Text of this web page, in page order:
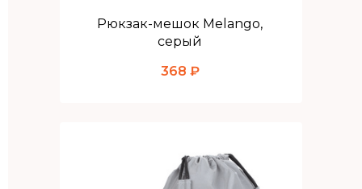
Рюкзак-мешок Melango,
серый
368 ₽